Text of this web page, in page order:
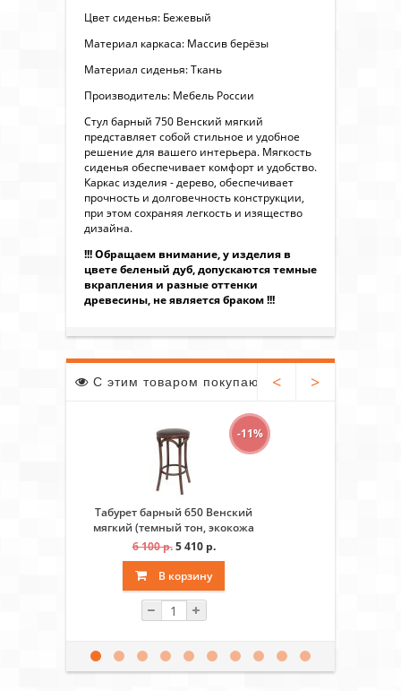
Цвет сиденья: Бежевый
Материал каркаса: Массив берёзы
Материал сиденья: Ткань
Производитель: Мебель России
Стул барный 750 Венский мягкий
представляет собой стильное и удобное
решение для вашего интерьера. Мягкость
сиденья обеспечивает комфорт и удобство.
Каркас изделия - дерево, обеспечивает
прочность и долговечность конструкции,
при этом сохраняя легкость и изящество
дизайна.
!!! Обращаем внимание, у изделия в
цвете беленый дуб, допускаются темные
вкрапления и разные оттенки
древесины, не является браком !!!
С этим товаром покупают
-11%
Табурет барный 650 Венский
мягкий (темный тон, экокожа
коричневая)
6 100 р. 5 410 р.
В корзину
< >